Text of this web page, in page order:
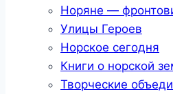
Норяне —
Улицы Героев
Норское сегодня
Книги о норской
Творческие